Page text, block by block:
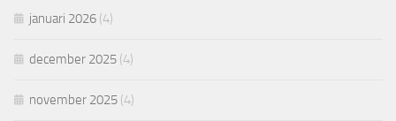
januari 2026 (4)
december 2025 (4)
november 2025 (4)